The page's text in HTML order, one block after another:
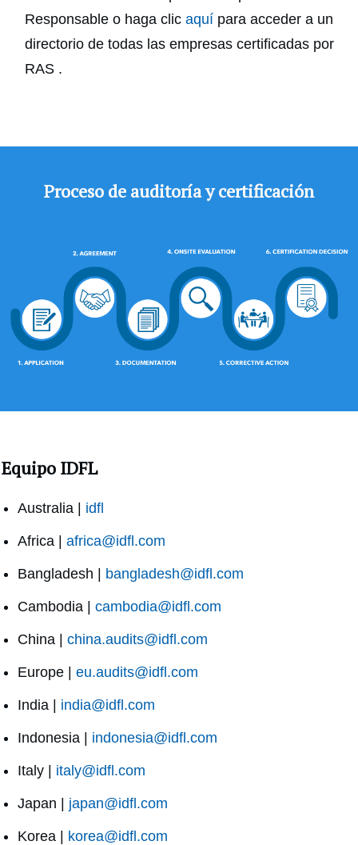
Responsable o haga clic aquí para acceder a un
directorio de todas las empresas certificadas por
RAS .
Proceso de auditoría y certificación
Equipo IDFL
Australia | idfl
Africa | africa@idfl.com
Bangladesh | bangladesh@idfl.com
Cambodia | cambodia@idfl.com
China | china.audits@idfl.com
Europe | eu.audits@idfl.com
India | india@idfl.com
Indonesia | indonesia@idfl.com
Italy | italy@idfl.com
Japan | japan@idfl.com
Korea | korea@idfl.com